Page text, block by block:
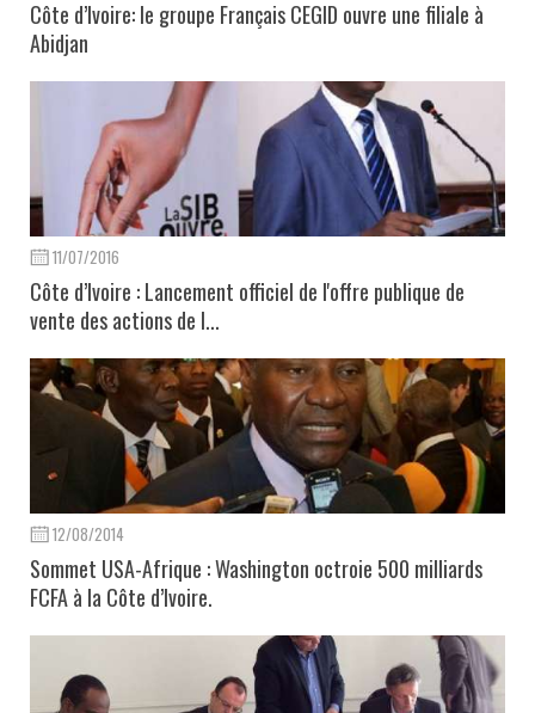
Côte d’Ivoire: le groupe Français CEGID ouvre une filiale à
Abidjan
11/07/2016
Côte d’Ivoire : Lancement officiel de l'offre publique de
vente des actions de l...
12/08/2014
Sommet USA-Afrique : Washington octroie 500 milliards
FCFA à la Côte d’Ivoire.